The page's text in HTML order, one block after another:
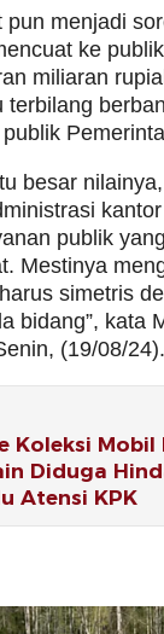
pun menjadi
ke
miliaran
terbilang
besar
publik
Mestinya
simetris
bidang”, kata
(19/08/24).
Koleksi Mobil
Diduga
Atensi KPK